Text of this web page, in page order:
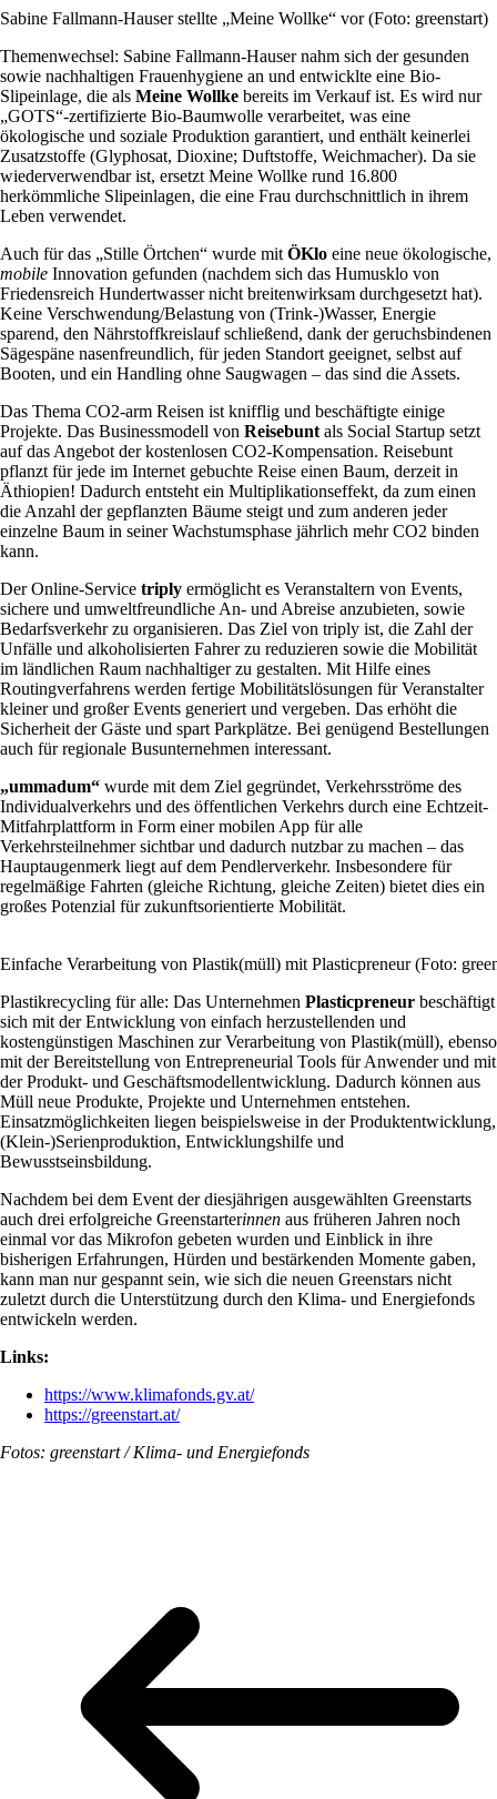
Sabine Fallmann-Hauser stellte „Meine Wollke“ vor (Foto: greenstart)
Themenwechsel: Sabine Fallmann-Hauser nahm sich der gesunden
sowie nachhaltigen Frauenhygiene an und entwicklte eine Bio-
Slipeinlage, die als Meine Wollke bereits im Verkauf ist. Es wird nur
„GOTS“-zertifizierte Bio-Baumwolle verarbeitet, was eine
ökologische und soziale Produktion garantiert, und enthält keinerlei
Zusatzstoffe (Glyphosat, Dioxine; Duftstoffe, Weichmacher). Da sie
wiederverwendbar ist, ersetzt Meine Wollke rund 16.800
herkömmliche Slipeinlagen, die eine Frau durchschnittlich in ihrem
Leben verwendet.
Auch für das „Stille Örtchen“ wurde mit ÖKlo eine neue ökologische,
mobile Innovation gefunden (nachdem sich das Humusklo von
Friedensreich Hundertwasser nicht breitenwirksam durchgesetzt hat).
Keine Verschwendung/Belastung von (Trink-)Wasser, Energie
sparend, den Nährstoffkreislauf schließend, dank der geruchsbindenen
Sägespäne nasenfreundlich, für jeden Standort geeignet, selbst auf
Booten, und ein Handling ohne Saugwagen – das sind die Assets.
Das Thema CO2-arm Reisen ist knifflig und beschäftigte einige
Projekte. Das Businessmodell von Reisebunt als Social Startup setzt
auf das Angebot der kostenlosen CO2-Kompensation. Reisebunt
pflanzt für jede im Internet gebuchte Reise einen Baum, derzeit in
Äthiopien! Dadurch entsteht ein Multiplikationseffekt, da zum einen
die Anzahl der gepflanzten Bäume steigt und zum anderen jeder
einzelne Baum in seiner Wachstumsphase jährlich mehr CO2 binden
kann.
Der Online-Service triply ermöglicht es Veranstaltern von Events,
sichere und umweltfreundliche An- und Abreise anzubieten, sowie
Bedarfsverkehr zu organisieren. Das Ziel von triply ist, die Zahl der
Unfälle und alkoholisierten Fahrer zu reduzieren sowie die Mobilität
im ländlichen Raum nachhaltiger zu gestalten. Mit Hilfe eines
Routingverfahrens werden fertige Mobilitätslösungen für Veranstalter
kleiner und großer Events generiert und vergeben. Das erhöht die
Sicherheit der Gäste und spart Parkplätze. Bei genügend Bestellungen
auch für regionale Busunternehmen interessant.
„ummadum“ wurde mit dem Ziel gegründet, Verkehrsströme des
Individualverkehrs und des öffentlichen Verkehrs durch eine Echtzeit-
Mitfahrplattform in Form einer mobilen App für alle
Verkehrsteilnehmer sichtbar und dadurch nutzbar zu machen – das
Hauptaugenmerk liegt auf dem Pendlerverkehr. Insbesondere für
regelmäßige Fahrten (gleiche Richtung, gleiche Zeiten) bietet dies ein
großes Potenzial für zukunftsorientierte Mobilität.
Einfache Verarbeitung von Plastik(müll) mit Plasticpreneur (Foto:
Plastikrecycling für alle: Das Unternehmen Plasticpreneur beschäftigt
sich mit der Entwicklung von einfach herzustellenden und
kostengünstigen Maschinen zur Verarbeitung von Plastik(müll), ebenso
mit der Bereitstellung von Entrepreneurial Tools für Anwender und mit
der Produkt- und Geschäftsmodellentwicklung. Dadurch können aus
Müll neue Produkte, Projekte und Unternehmen entstehen.
Einsatzmöglichkeiten liegen beispielsweise in der Produktentwicklung,
(Klein-)Serienproduktion, Entwicklungshilfe und
Bewusstseinsbildung.
Nachdem bei dem Event der diesjährigen ausgewählten Greenstarts
auch drei erfolgreiche Greenstarterinnen aus früheren Jahren noch
einmal vor das Mikrofon gebeten wurden und Einblick in ihre
bisherigen Erfahrungen, Hürden und bestärkenden Momente gaben,
kann man nur gespannt sein, wie sich die neuen Greenstars nicht
zuletzt durch die Unterstützung durch den Klima- und Energiefonds
entwickeln werden.
Links:
https://www.klimafonds.gv.at/
https://greenstart.at/
Fotos: greenstart / Klima- und Energiefonds